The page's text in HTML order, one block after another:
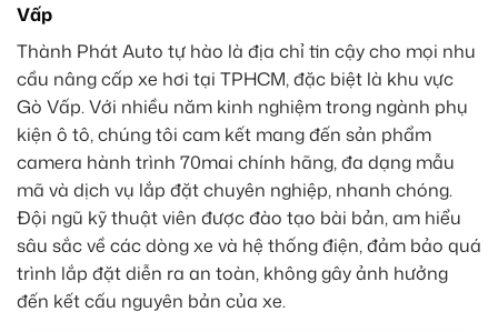
Vấp
Thành Phát Auto tự hào là địa chỉ tin cậy cho mọi nhu
cầu nâng cấp xe hơi tại TPHCM, đặc biệt là khu vực
Gò Vấp. Với nhiều năm kinh nghiệm trong ngành phụ
kiện ô tô, chúng tôi cam kết mang đến sản phẩm
camera hành trình 70mai chính hãng, đa dạng mẫu
mã và dịch vụ lắp đặt chuyên nghiệp, nhanh chóng.
Đội ngũ kỹ thuật viên được đào tạo bài bản, am hiểu
sâu sắc về các dòng xe và hệ thống điện, đảm bảo quá
trình lắp đặt diễn ra an toàn, không gây ảnh hưởng
đến kết cấu nguyên bản của xe.